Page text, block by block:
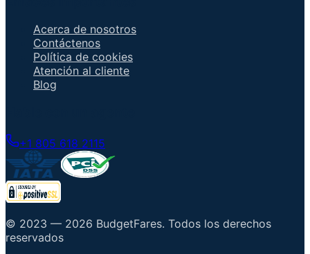
Acerca de nosotros
Contáctenos
Política de cookies
Atención al cliente
Blog
+1 805 618 2115
© 2023 — 2026 BudgetFares. Todos los derechos
reservados